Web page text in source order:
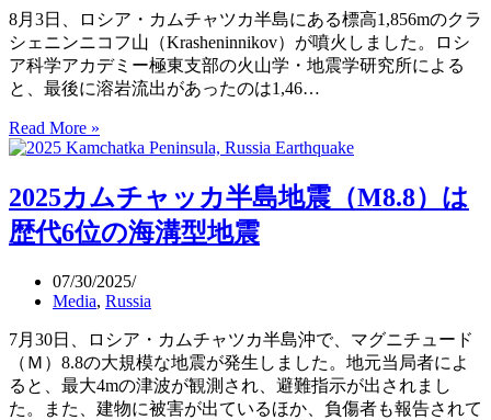
魚
リ
ュ
ウ
ノ
カ
イ
は、
末
の
魚
と
も
呼
8月3日、ロシア・カムチャツカ半島にある標高1,856mのクラ
シェニンニコフ山（Krasheninnikov）が噴火しました。ロシ
ア科学アカデミー極東支部の火山学・地震学研究所による
と、最後に溶岩流出があったのは1,46…
Read More »
ム
ャ
ツ
カ
島
で
相
次
ぐ
火
2025カムチャッカ半島地震（M8.8）は
歴代6位の海溝型地震
07/30/2025
Media, Russia
7月30日、ロシア・カムチャツカ半島沖で、マグニチュード
（Ｍ）8.8の大規模な地震が発生しました。地元当局者によ
ると、最大4mの津波が観測され、避難指示が出されまし
た。また、建物に被害が出ているほか、負傷者も報告されて